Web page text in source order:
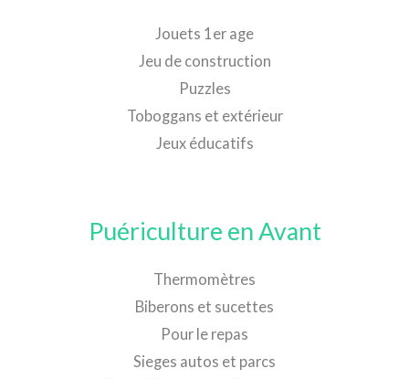
Jouets 1er age
Jeu de construction
Puzzles
Toboggans et extérieur
Jeux éducatifs
Puériculture en Avant
Thermomètres
Biberons et sucettes
Pour le repas
Sieges autos et parcs